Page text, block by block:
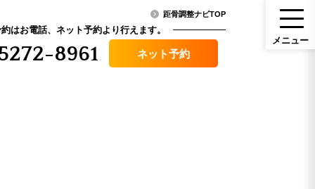
はお電話、ネット予約より行えます。
8961 ネット予約
距骨調整ナビTOP
メ ニュー